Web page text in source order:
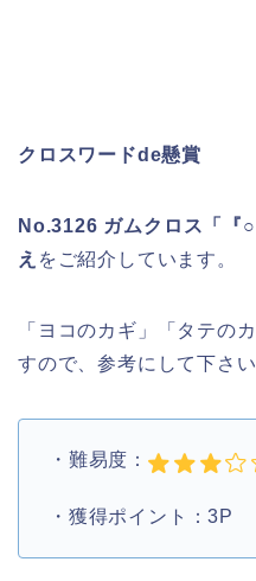
クロスワードde懸賞
No.3126 ガムクロス「『
え をご紹介しています。
「ヨコのカギ」「タテの
すので、参考にして下さい
・難易度：
・獲得ポイント：3P